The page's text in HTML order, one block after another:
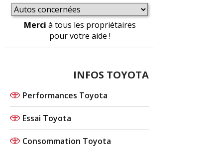
Merci à tous les propriétaires
pour votre aide !
INFOS TOYOTA
Performances Toyota
Essai Toyota
Consommation Toyota